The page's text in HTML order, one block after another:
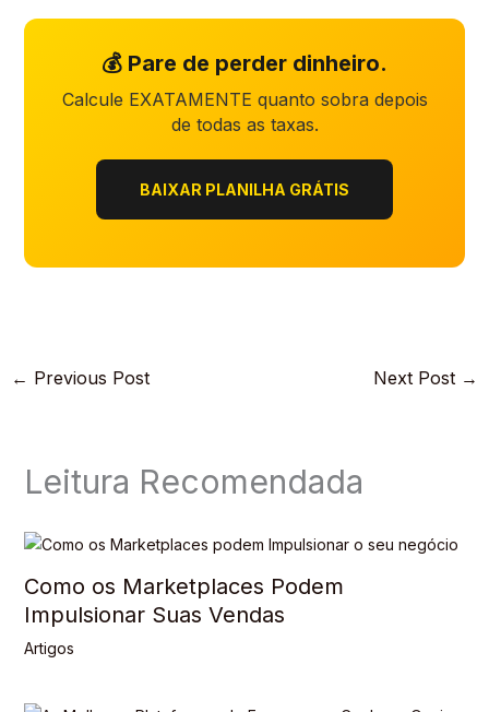
💰 Pare de perder dinheiro.
Calcule EXATAMENTE quanto sobra depois
de todas as taxas.
BAIXAR PLANILHA GRÁTIS
← Previous Post Next Post →
Leitura Recomendada
Como os Marketplaces Podem
Impulsionar Suas Vendas
Artigos